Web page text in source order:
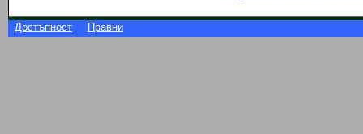
Достъпност Правни